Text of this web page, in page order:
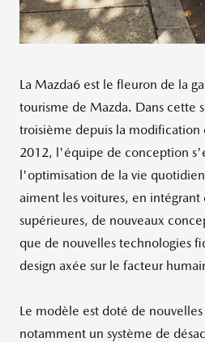
La Mazda6 est le fleuron de la
tourisme de Mazda. Dans cette
troisième depuis la
2012, l'équipe de conception
l'optimisation de la vie
aiment les voitures, en intégrant
supérieures, de nouveaux
que de nouvelles technologies
design axée sur le facteur
Le modèle est doté de
notamment un système de